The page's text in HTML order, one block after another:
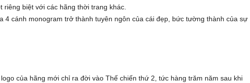
riêng biệt với các hãng thời trang khác.
4 cánh monogram trở thành tuyên ngôn của cái đẹp, bức tường thành của sự
của hãng mới chỉ ra đời vào Thế chiến thứ 2, tức hàng trăm năm sau khi